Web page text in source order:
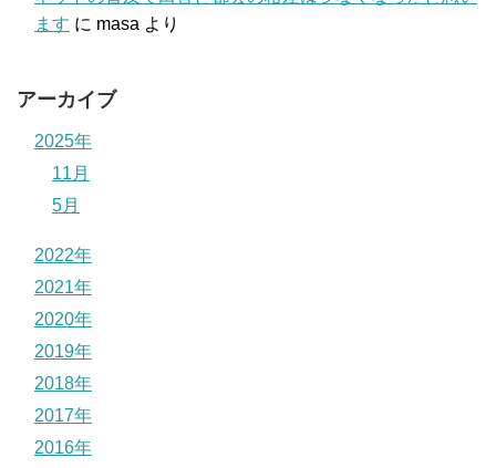
ます に masa より
アーカイブ
2025年
11月
5月
2022年
2021年
2020年
2019年
2018年
2017年
2016年